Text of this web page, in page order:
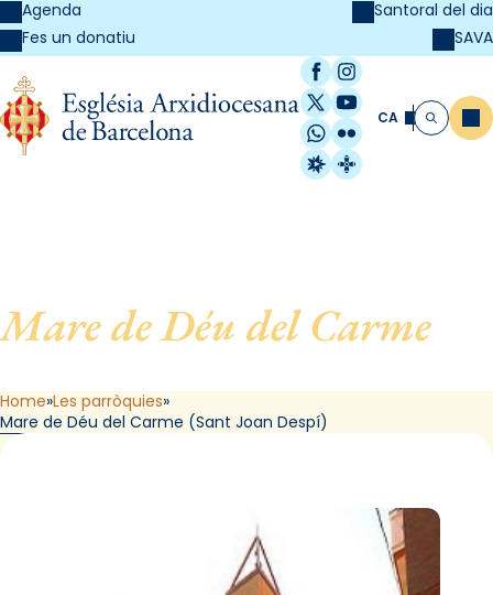
Agenda
Fes un donatiu
Santoral del dia
SAVA
Facebook
Instagram
X / Twitter
YouTube
WhatsApp
Flickr
Radio Estel
Catalunya
CA Cerca
Mare de Déu del Carme
Home Les parròquies
Mare de Déu del Carme (Sant Joan Despí)